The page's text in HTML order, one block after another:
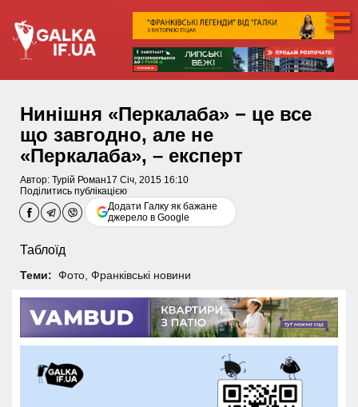
Нинішня «Перкалаба» − це все
що завгодно, але не
«Перкалаба», – експерт
Автор: Турій Роман17 Січ, 2015 16:10
Поділитись публікацією
Додати Галку як бажане
джерело в Google
Таблоїд
Теми: Фото, Франківські новини